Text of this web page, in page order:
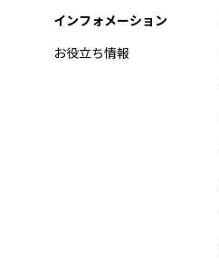
インフォメーション
お役立ち情報